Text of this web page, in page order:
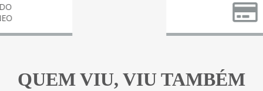
3X
QUEM VIU, VIU TAMBÉM